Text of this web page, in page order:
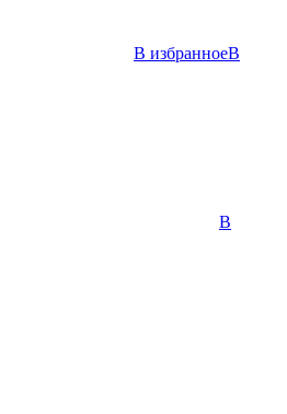
В избранноеВ
В